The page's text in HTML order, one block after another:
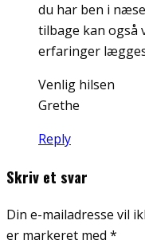
du har ben i
tilbage kan også
erfaringer
Venlig hilsen
Grethe
Reply
Skriv et svar
Din e-mailadresse vil
er markeret med *